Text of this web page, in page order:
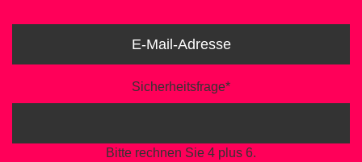
Sicherheitsfrage*
Bitte rechnen Sie 4 plus 6.